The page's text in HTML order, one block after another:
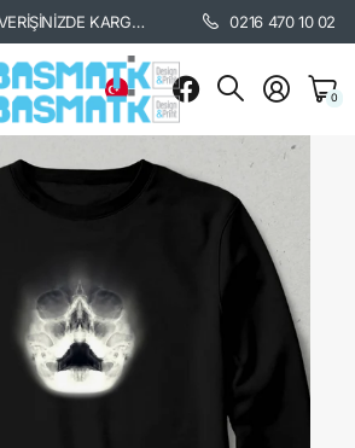
3000 TL VE ÜZERİ ALIŞVERİŞİNİZDE KARGO BEDAVA. / KARGO BİLGİSİ
0216 470 10 02
0